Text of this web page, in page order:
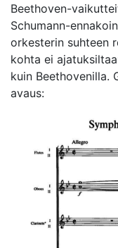
Beethoven-
Schumann-
orkesterin suhteen
kohta ei
kuin Beethovenilla.
avaus: